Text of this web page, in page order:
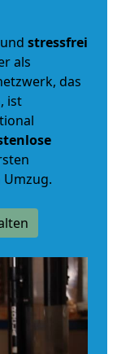
und stressfrei
als
das
ist